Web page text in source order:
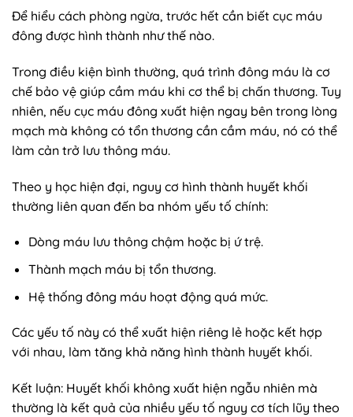
Để hiểu cách phòng ngừa, trước hết cần biết cục máu
đông được hình thành như thế nào.
Trong điều kiện bình thường, quá trình đông máu là cơ
chế bảo vệ giúp cầm máu khi cơ thể bị chấn thương. Tuy
nhiên, nếu cục máu đông xuất hiện ngay bên trong lòng
mạch mà không có tổn thương cần cầm máu, nó có thể
làm cản trở lưu thông máu.
Theo y học hiện đại, nguy cơ hình thành huyết khối
thường liên quan đến ba nhóm yếu tố chính:
Dòng máu lưu thông chậm hoặc bị ứ trệ.
Thành mạch máu bị tổn thương.
Hệ thống đông máu hoạt động quá mức.
Các yếu tố này có thể xuất hiện riêng lẻ hoặc kết hợp
với nhau, làm tăng khả năng hình thành huyết khối.
Kết luận: Huyết khối không xuất hiện ngẫu nhiên mà
thường là kết quả của nhiều yếu tố nguy cơ tích lũy theo